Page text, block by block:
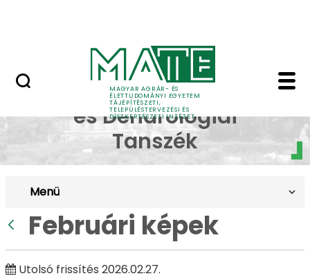
MAGYAR AGRÁR- ÉS
ÉLETTUDOMÁNYI EGYETEM
TÁJÉPÍTÉSZETI,
TELEPÜLÉSTERVEZÉSI ÉS
DÍSZKERTÉSZETI INTÉZET
Februári képek -
Dísznövénytermesztési
és Dendrológiai
Tanszék
Menü
Februári képek
Utolsó frissítés 2026.02.27.